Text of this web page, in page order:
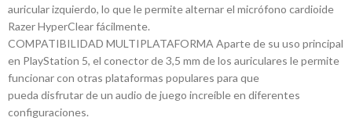
auricular izquierdo, lo que le permite alternar el micrófono cardioide
Razer HyperClear fácilmente.
COMPATIBILIDAD MULTIPLATAFORMA Aparte de su uso principal
en PlayStation 5, el conector de 3,5 mm de los auriculares le permite
funcionar con otras plataformas populares para que
pueda disfrutar de un audio de juego increíble en diferentes
configuraciones.